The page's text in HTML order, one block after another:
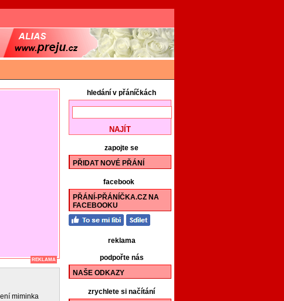
REKLAMA
miminka
hledání v přáníčkách
zapojte se
PŘIDAT NOVÉ PŘÁNÍ
facebook
PŘÁNÍ-PŘÁNÍČKA.CZ NA
FACEBOOKU
reklama
podpořte nás
NAŠE ODKAZY
zrychlete si načítání